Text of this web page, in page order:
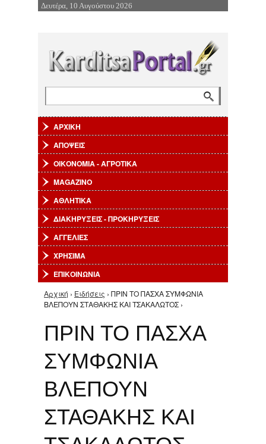
Επιστροφή στην Πλοήγηση
Δευτέρα, 10 Αυγούστου 2026
ΑΡΧΙΚΗ
ΑΠΟΨΕΙΣ
ΟΙΚΟΝΟΜΙΑ - ΑΓΡΟΤΙΚΑ
MAGAZINO
ΑΘΛΗΤΙΚΑ
ΔΙΑΚΗΡΥΞΕΙΣ - ΠΡΟΚΗΡΥΞΕΙΣ
ΑΓΓΕΛΙΕΣ
ΧΡΗΣΙΜΑ
ΕΠΙΚΟΙΝΩΝΙΑ
Είστε εδώ
Αρχική › Ειδήσεις › ΠΡΙΝ ΤΟ ΠΑΣΧΑ ΣΥΜΦΩΝΙΑ
ΒΛΕΠΟΥΝ ΣΤΑΘΑΚΗΣ ΚΑΙ ΤΣΑΚΑΛΩΤΟΣ ›
ΠΡΙΝ ΤΟ ΠΑΣΧΑ
ΣΥΜΦΩΝΙΑ
ΒΛΕΠΟΥΝ
ΣΤΑΘΑΚΗΣ ΚΑΙ